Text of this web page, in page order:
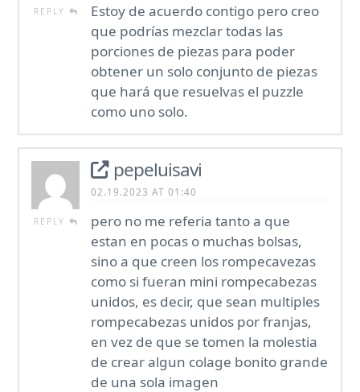
REPLY
Estoy de acuerdo contigo pero creo
que podrías mezclar todas las
porciones de piezas para poder
obtener un solo conjunto de piezas
que hará que resuelvas el puzzle
como uno solo.
REPLY
pepeluisavi
02.19.2023 AT 01:40
pero no me referia tanto a que
estan en pocas o muchas bolsas,
sino a que creen los rompecavezas
como si fueran mini rompecabezas
unidos, es decir, que sean multiples
rompecabezas unidos por franjas,
en vez de que se tomen la molestia
de crear algun colage bonito grande
de una sola imagen